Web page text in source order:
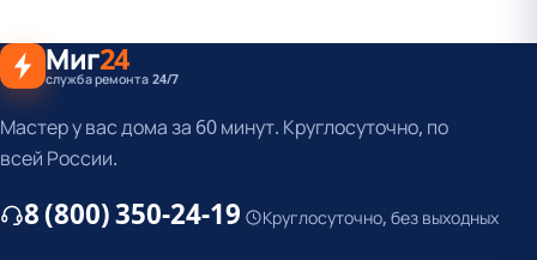
Миг24
служба ремонта 24/7
Мастер у вас дома за 60 минут. Круглосуточно, по
всей России.
8 (800) 350-24-19 Круглосуточно, без выходных